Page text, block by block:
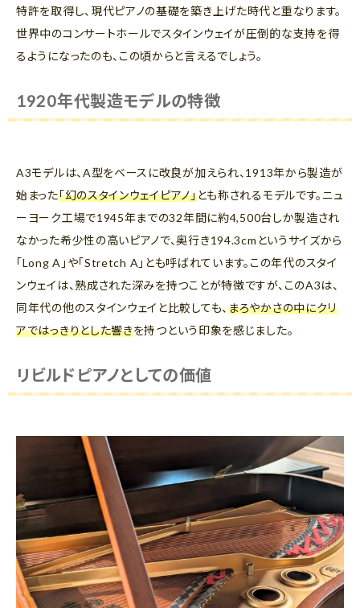
特許を取得し、現代ピアノの基礎を築き上げた時代と重なります。
世界中のコンサートホールでスタインウェイが圧倒的な支持を得
るようになったのも、この頃からと言えるでしょう。
1920年代製造モデルの特徴
A3モデルは、A型をベースに改良が加えられ、1913年から製造が
始まった「幻のスタインウェイピアノ」とも称されるモデルです。ニュ
ーヨーク工場で1945年までの32年間に約4,500台しか製造され
なかった希少性の高いピアノで、奥行き194.3cmというサイズから
「Long A」や「Stretch A」とも呼ばれています。この年代のスタイ
ンウェイは、熟成された深みを持つことが特徴ですが、このA3は、
同年代の他のスタインウェイと比較しても、 まろやかさの中にクリ
アではっきりとした響きを持つという印象を感じました。
リビルドピアノとしての価値